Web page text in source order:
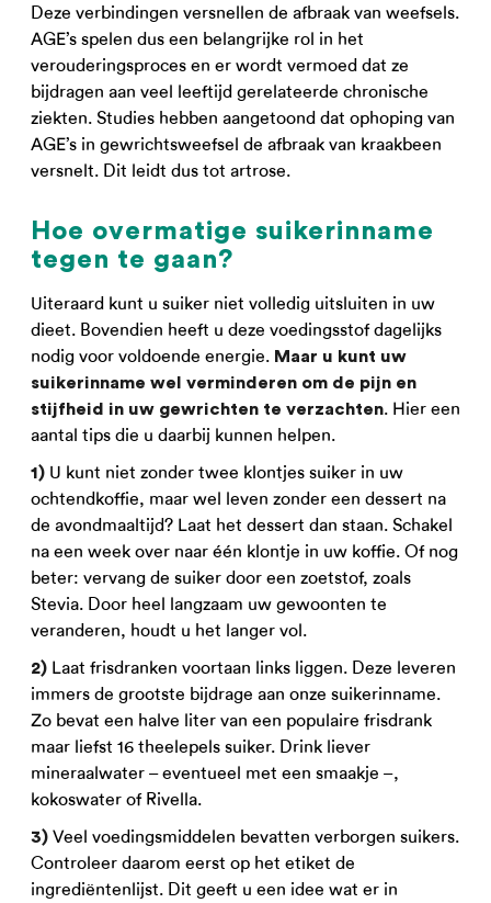
Deze verbindingen versnellen de afbraak van weefsels.
AGE’s spelen dus een belangrijke rol in het
verouderingsproces en er wordt vermoed dat ze
bijdragen aan veel leeftijd gerelateerde chronische
ziekten. Studies hebben aangetoond dat ophoping van
AGE’s in gewrichtsweefsel de afbraak van kraakbeen
versnelt. Dit leidt dus tot artrose.
Hoe overmatige suikerinname
tegen te gaan?
Uiteraard kunt u suiker niet volledig uitsluiten in uw
dieet. Bovendien heeft u deze voedingsstof dagelijks
nodig voor voldoende energie. Maar u kunt uw
suikerinname wel verminderen om de pijn en
stijfheid in uw gewrichten te verzachten. Hier een
aantal tips die u daarbij kunnen helpen.
1) U kunt niet zonder twee klontjes suiker in uw
ochtendkoffie, maar wel leven zonder een dessert na
de avondmaaltijd? Laat het dessert dan staan. Schakel
na een week over naar één klontje in uw koffie. Of nog
beter: vervang de suiker door een zoetstof, zoals
Stevia. Door heel langzaam uw gewoonten te
veranderen, houdt u het langer vol.
2) Laat frisdranken voortaan links liggen. Deze leveren
immers de grootste bijdrage aan onze suikerinname.
Zo bevat een halve liter van een populaire frisdrank
maar liefst 16 theelepels suiker. Drink liever
mineraalwater – eventueel met een smaakje –,
kokoswater of Rivella.
3) Veel voedingsmiddelen bevatten verborgen suikers.
Controleer daarom eerst op het etiket de
ingrediëntenlijst. Dit geeft u een idee wat er in